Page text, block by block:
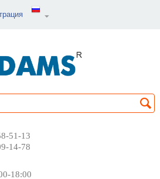
51-13
14-78
18:00